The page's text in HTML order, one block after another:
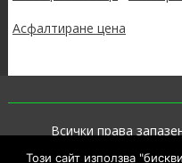
Асфалтиране цена
Всички права
Този сайт използва